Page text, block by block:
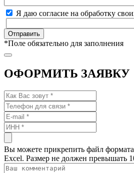
Я даю согласие на обработку
*Поле обязательно для заполнения
ОФОРМИТЬ ЗАЯВКУ
Вы можете прикрепить файл
Excel. Размер не должен превышать